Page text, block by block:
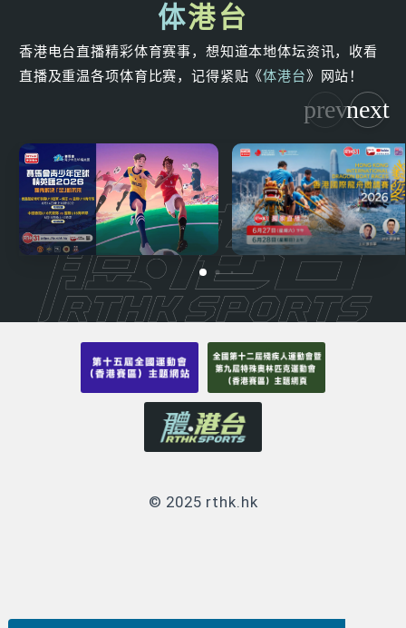
体港台
香港电台直播精彩体育赛事，想知道本地体坛资讯，收看
直播及重温各项体育比赛，记得紧贴《体港台》网站！
© 2025 rthk.hk